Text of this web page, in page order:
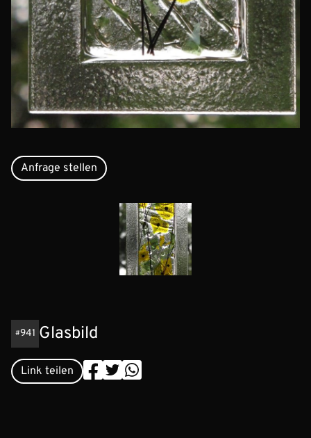
941 Glasbild
Link teilen
Anfrage stellen